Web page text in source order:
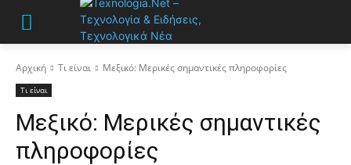
Αρχική Τι είναι Μεξικό: Μερικές σημαντικές πληροφορίες
Τι είναι
Μεξικό: Μερικές σημαντικές
πληροφορίες